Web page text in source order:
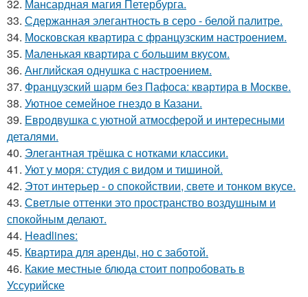
32. Мансардная магия Петербурга.
33. Сдержанная элегантность в серо - белой палитре.
34. Московская квартира с французским настроением.
35. Маленькая квартира с большим вкусом.
36. Английская однушка с настроением.
37. Французский шарм без Пафоса: квартира в Москве.
38. Уютное семейное гнездо в Казани.
39. Евродвушка с уютной атмосферой и интересными
деталями.
40. Элегантная трёшка с нотками классики.
41. Уют у моря: студия с видом и тишиной.
42. Этот интерьер - о спокойствии, свете и тонком вкусе.
43. Светлые оттенки это пространство воздушным и
спокойным делают.
44. Headlines:
45. Квартира для аренды, но с заботой.
46. Какие местные блюда стоит попробовать в
Уссурийске